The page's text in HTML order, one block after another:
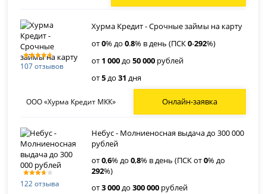
107 отзывов
Хурма Кредит - Срочные займы на карту
от0% до0.8% в день (ПСК0-292%)
от 1 000до50 000 рублей
от5до31 дня
ООО «Хурма Кредит МКК» Онлайн-заявка
122 отзыва
Небус - Молниеносная выдача до 300 000
рублей
от0,6% до0,8% в день (ПСК от0% до
292%)
от3 000до300 000 рублей